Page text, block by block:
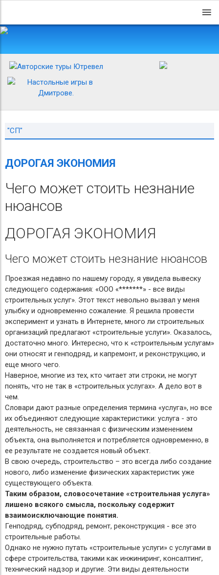
"СП"
ДОРОГАЯ ЭКОНОМИЯ
Чего может стоить незнание
нюансов
ДОРОГАЯ ЭКОНОМИЯ
Чего может стоить незнание нюансов
Проезжая недавно по нашему городу, я увидела вывеску
следующего содержания: «ООО «*******» - все виды
строительных услуг». Этот текст невольно вызвал у меня
улыбку и одновременно сожаление. Я решила провести
эксперимент и узнать в Интернете, много ли строительных
организаций предлагают «строительные услуги». Оказалось,
достаточно много. Интересно, что к «строительным услугам»
они относят и генподряд, и капремонт, и реконструкцию, и
еще много чего.
Наверное, многие из тех, кто читает эти строки, не могут
понять, что не так в «строительных услугах». А дело вот в
чем.
Словари дают разные определения термина «услуга», но все
их объединяют следующие характеристики: услуга - это
деятельность, не связанная с физическим изменением
объекта, она выполняется и потребляется одновременно, в
ее результате не создается новый объект.
В свою очередь, строительство – это всегда либо создание
нового, либо изменение физических характеристик уже
существующего объекта.
Таким образом, словосочетание «строительная услуга»
лишено всякого смысла, поскольку содержит
взаимоисключающие понятия.
Генподряд, субподряд, ремонт, реконструкция - все это
строительные работы.
Однако не нужно путать «строительные услуги» с услугами в
сфере строительства, такими как инжиниринг, консалтинг,
технический надзор и другие. Эти виды деятельности